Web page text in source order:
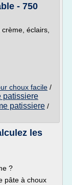
- 750
éclairs,
choux facile /
patissiere
patissiere /
les
?
pâte à choux